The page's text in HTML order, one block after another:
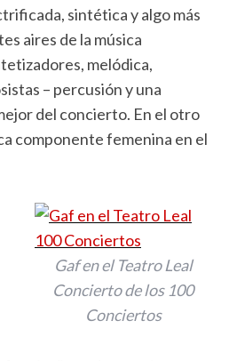
sintética y algo más
aires de la música
melódica,
– percusión y una
del concierto. En el otro
componente femenina en el
Gaf en el Teatro Leal
Concierto de los 100
Conciertos